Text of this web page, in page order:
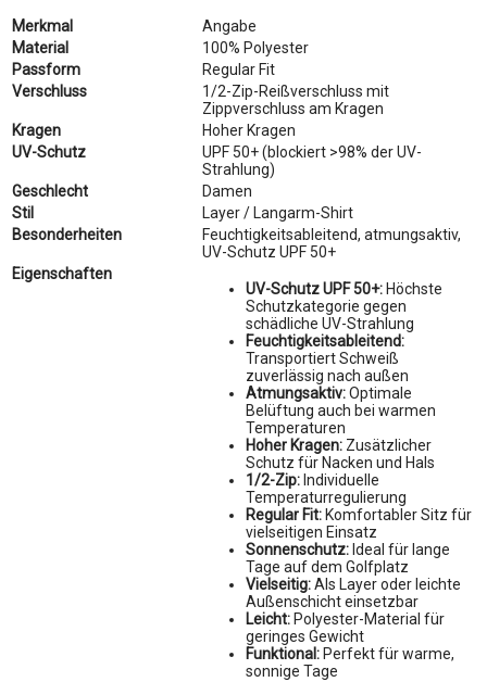
Merkmal
Angabe
Material
100% Polyester
Passform
Regular Fit
Verschluss
1/2-Zip-Reißverschluss mit
Zippverschluss am Kragen
Kragen
Hoher Kragen
UV-Schutz
UPF 50+ (blockiert >98% der UV-
Strahlung)
Geschlecht
Damen
Stil
Layer / Langarm-Shirt
Besonderheiten
Feuchtigkeitsableitend, atmungsaktiv,
UV-Schutz UPF 50+
Eigenschaften
UV-Schutz UPF 50+: Höchste
Schutzkategorie gegen
schädliche UV-Strahlung
Feuchtigkeitsableitend:
Transportiert Schweiß
zuverlässig nach außen
Atmungsaktiv:Optimale
Belüftung auch bei warmen
Temperaturen
Hoher Kragen: Zusätzlicher
Schutz für Nacken und Hals
1/2-Zip: Individuelle
Temperaturregulierung
Regular Fit: Komfortabler Sitz für
vielseitigen Einsatz
Sonnenschutz: Ideal für lange
Tage auf dem Golfplatz
Vielseitig:Als Layer oder leichte
Außenschicht einsetzbar
Leicht: Polyester-Material für
geringes Gewicht
Funktional: Perfekt für warme,
sonnige Tage